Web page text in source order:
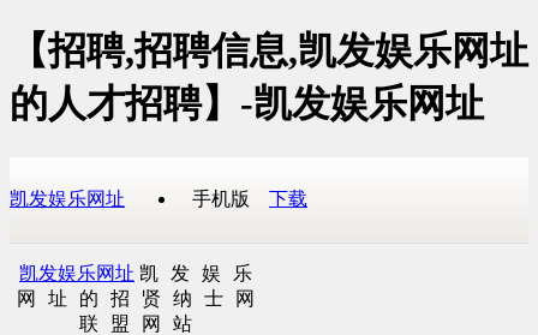
【招聘,招聘信息,凯发娱乐网址
的人才招聘】-凯发娱乐网址
凯发娱乐网址 手机版 下载
凯发娱乐网址 凯发娱乐
网址的招贤纳士网
联盟网站